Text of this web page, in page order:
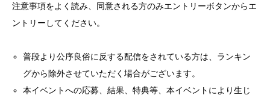
注意事項をよく読み、同意される方のみエントリーボタンからエ
ントリーしてください。
普段より公序良俗に反する配信をされている方は、ランキン
グから除外させていただく場合がございます。
本イベントへの応募、結果、特典等、本イベントにより生じ